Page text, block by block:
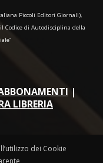
Piccoli Editori Giornali),
Codice di Autodisciplina della
|
LIBRERIA
dei Cookie